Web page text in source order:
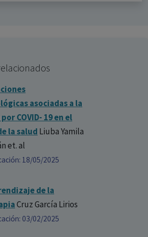
asociadas a la
COVID- 19 en el
la salud Liuba Yamila
et. al
18/05/2025
de la
Cruz García Lirios
03/02/2025